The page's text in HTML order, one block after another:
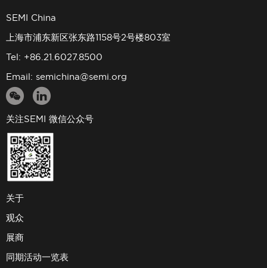
SEMI China
上海市浦东新区张东路1158号2号楼803室
Tel: +86.21.6027.8500
Email: semichina@semi.org
关注SEMI 微信公众号
关于
观众
展商
同期活动一览表